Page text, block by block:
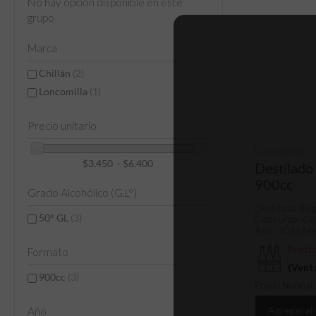
Destilado de
grupo
Marca
Chillán (2)
Loncomilla (1)
Precio unitario
$3.450 - $6.400
Grado Alcohólico (G.L°)
50° GL (3)
Formato
900cc (3)
Año